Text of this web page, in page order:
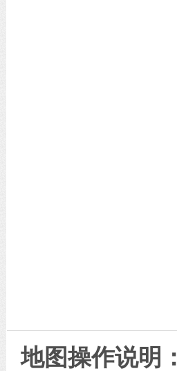
地图操作说明：